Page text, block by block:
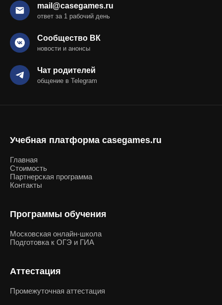
mail@casegames.ru
ответ за 1 рабочий день
Сообщество ВК
новости и анонсы
Чат родителей
общение в Telegram
Учебная платформа casegames.ru
Главная
Стоимость
Партнерская программа
Контакты
Программы обучения
Московская онлайн-школа
Подготовка к ОГЭ и ГИА
Аттестация
Промежуточная аттестация